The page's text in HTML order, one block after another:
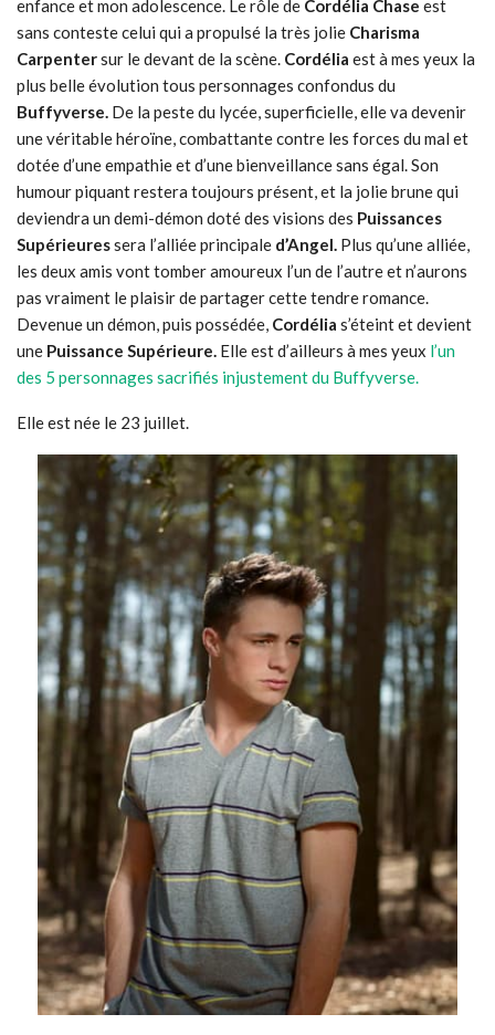
enfance et mon adolescence. Le rôle de Cordélia Chase est
sans conteste celui qui a propulsé la très jolie Charisma
Carpentersur le devant de la scène. Cordélia est à mes yeux la
plus belle évolution tous personnages confondus du
Buffyverse. De la peste du lycée, superficielle, elle va devenir
une véritable héroïne, combattante contre les forces du mal et
dotée d’une empathie et d’une bienveillance sans égal. Son
humour piquant restera toujours présent, et la jolie brune qui
deviendra un demi-démon doté des visions des Puissances
Supérieuressera l’alliée principale d’Angel. Plus qu’une alliée,
les deux amis vont tomber amoureux l’un de l’autre et n’aurons
pas vraiment le plaisir de partager cette tendre romance.
Devenue un démon, puis possédée, Cordélia s’éteint et devient
une Puissance Supérieure. Elle est d’ailleurs à mes yeux l’un
des 5 personnages sacrifiés injustement du Buffyverse.
Elle est née le 23 juillet.